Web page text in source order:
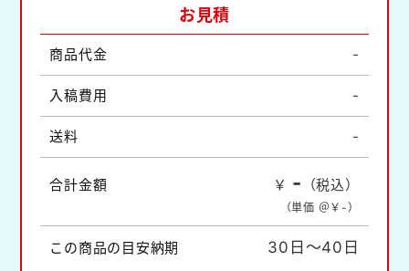
お見積
商品代金 -
入稿費用 -
送料 -
合計金額 ￥ - （税込）
（単価 ＠￥-）
この商品の目安納期 30日～40日